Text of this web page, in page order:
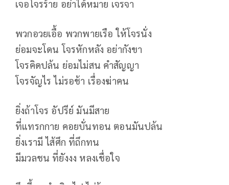
เจอโจรร้าย อย่าได้หมาย เจรจา
พวกอวยเอื้อ พวกพายเรือ ให้โจรนั่ง
ย่อมจะโดน โจรหักหลัง อย่ากังขา
โจรคิดปล้น ย่อมไม่สน คำสัญญา
โจรจัญไร ไม่รอช้า เรื่องฆ่าคน
ยิ่งถ้าโจร อัปรีย์ มันมีสาย
ที่แทรกกาย คอยบั่นทอน ตอนมันปล้น
ยิ่งเรามี ไส้ศึก ที่ถึกทน
มีมวลชน ที่ยังงง หลงเชื่อใจ